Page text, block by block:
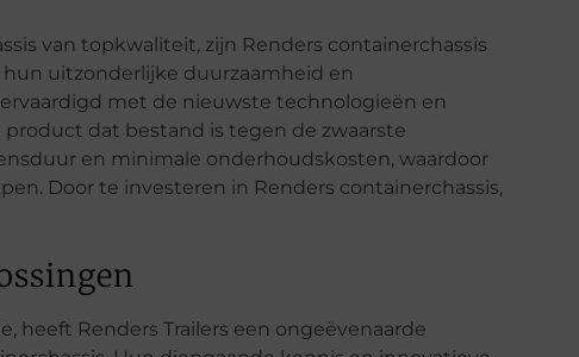
van topkwaliteit, zijn Renders containerchassis
uitzonderlijke duurzaamheid en
met de nieuwste technologieën en
dat bestand is tegen de zwaarste
en minimale onderhoudskosten, waardoor
Door te investeren in Renders containerchassis,
heeft Renders Trailers een ongeëvenaarde